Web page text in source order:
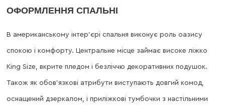
ОФОРМЛЕННЯ СПАЛЬНІ
В американському інтер’єрі спальня виконує роль оазису
спокою і комфорту. Центральне місце займає високе ліжко
King Size, вкрите пледом і безліччю декоративних подушок.
Також як обов’язкові атрибути виступають довгий комод,
оснащений дзеркалом, і приліжкові тумбочки з настільними